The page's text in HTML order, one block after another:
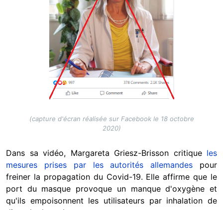
(capture d'écran réalisée sur Facebook le 18 octobre
2020)
Dans sa vidéo, Margareta Griesz-Brisson critique les
mesures prises par les autorités allemandes pour
freiner la propagation du Covid-19. Elle affirme que le
port du masque provoque un manque d'oxygène et
qu'ils empoisonnent les utilisateurs par inhalation de